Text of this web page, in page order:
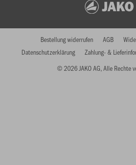
© 2026 JAKO AG, Alle Rechte
Bestellung widerrufen AGB
Datenschutzerklärung
Zahlung- &